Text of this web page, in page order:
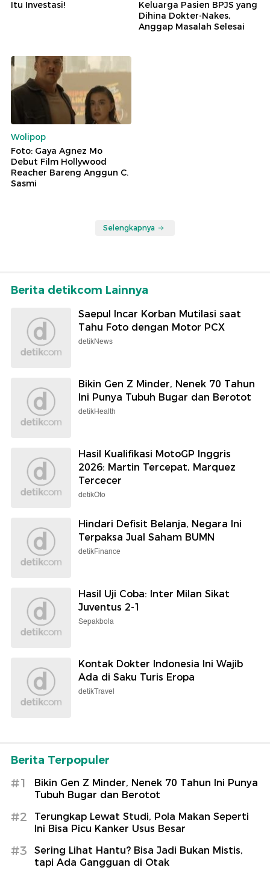
Itu Investasi!
Keluarga Pasien BPJS yang
Dihina Dokter-Nakes,
Anggap Masalah Selesai
Wolipop
Foto: Gaya Agnez Mo
Debut Film Hollywood
Reacher Bareng Anggun C.
Sasmi
Selengkapnya
Berita detikcom Lainnya
Saepul Incar Korban Mutilasi saat
Tahu Foto dengan Motor PCX
detikNews
Bikin Gen Z Minder, Nenek 70 Tahun
Ini Punya Tubuh Bugar dan Berotot
detikHealth
Hasil Kualifikasi MotoGP Inggris
2026: Martin Tercepat, Marquez
Tercecer
detikOto
Hindari Defisit Belanja, Negara Ini
Terpaksa Jual Saham BUMN
detikFinance
Hasil Uji Coba: Inter Milan Sikat
Juventus 2-1
Sepakbola
Kontak Dokter Indonesia Ini Wajib
Ada di Saku Turis Eropa
detikTravel
Berita Terpopuler
#1
Bikin Gen Z Minder, Nenek 70 Tahun Ini Punya
Tubuh Bugar dan Berotot
#2
Terungkap Lewat Studi, Pola Makan Seperti
Ini Bisa Picu Kanker Usus Besar
#3
Sering Lihat Hantu? Bisa Jadi Bukan Mistis,
tapi Ada Gangguan di Otak